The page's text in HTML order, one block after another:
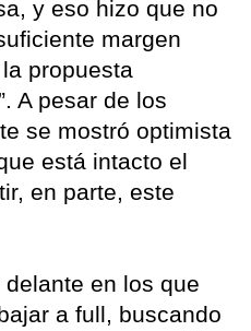
y eso hizo que no
margen
propuesta
A pesar de los
se mostró optimista
está intacto el
en parte, este
en los que
a full, buscando